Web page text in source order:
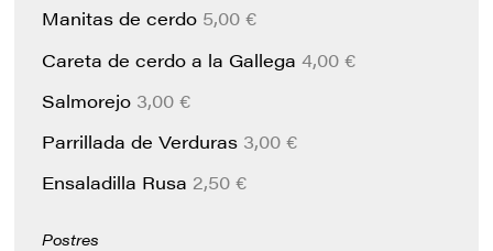
Manitas de cerdo 5,00 €
Careta de cerdo a la Gallega4,00 €
Salmorejo 3,00 €
Parrillada de Verduras 3,00 €
Ensaladilla Rusa 2,50 €
Postres